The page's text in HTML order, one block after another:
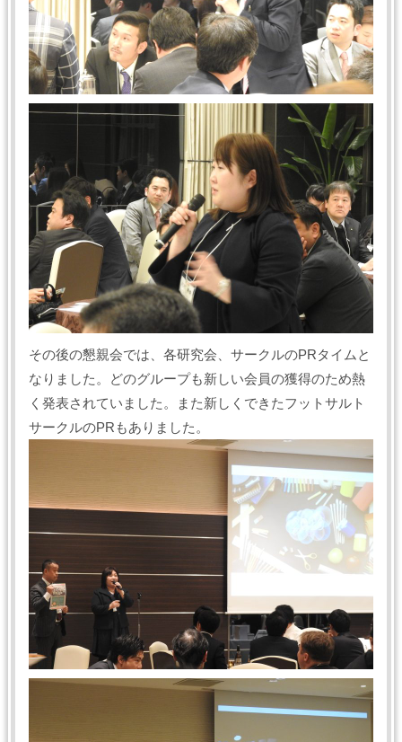
その後の懇親会では、各研究会、サークルのPRタイムと
なりました。どのグループも新しい会員の獲得のため熱
く発表されていました。また新しくできたフットサルト
サークルのPRもありました。